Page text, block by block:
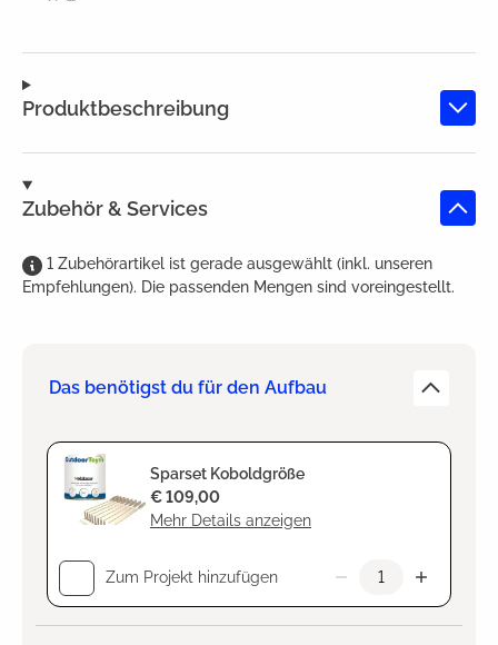
Produktbeschreibung
Zubehör & Services
1 Zubehörartikel ist gerade ausgewählt (inkl. unseren
Empfehlungen). Die passenden Mengen sind voreingestellt.
Das benötigst du für den Aufbau
Sparset Koboldgröße
Mehr Details anzeigen
€ 109,00
Zum Projekt hinzufügen